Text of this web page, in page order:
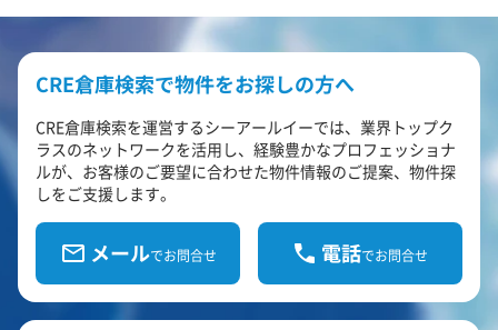
CRE倉庫検索で物件をお探しの方へ
CRE倉庫検索を運営するシーアールイーでは、業界トップク
ラスのネットワークを活用し、経験豊かなプロフェッショナ
ルが、お客様のご要望に合わせた物件情報のご提案、物件探
しをご支援します。
メールでお問合せ 電話でお問合せ